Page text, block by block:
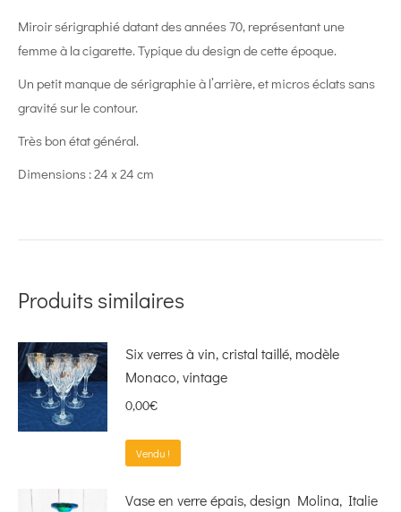
Miroir sérigraphié datant des années 70, représentant une
femme à la cigarette. Typique du design de cette époque.
Un petit manque de sérigraphie à l’arrière, et micros éclats sans
gravité sur le contour.
Très bon état général.
Dimensions : 24 x 24 cm
Produits similaires
Six verres à vin, cristal taillé, modèle
Monaco, vintage
0,00€
Vendu !
Vase en verre épais, design Molina, Italie